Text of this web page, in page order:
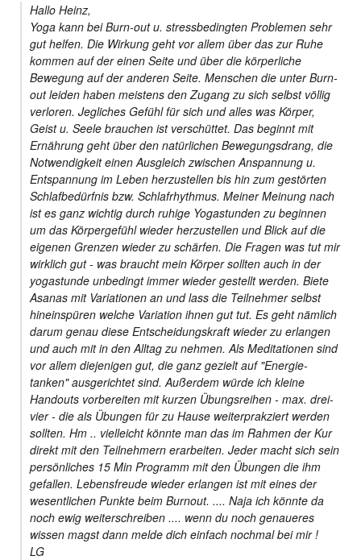
Hallo Heinz,
Yoga kann bei Burn-out u. stressbedingten Problemen sehr
gut helfen. Die Wirkung geht vor allem über das zur Ruhe
kommen auf der einen Seite und über die körperliche
Bewegung auf der anderen Seite. Menschen die unter Burn-
out leiden haben meistens den Zugang zu sich selbst völlig
verloren. Jegliches Gefühl für sich und alles was Körper,
Geist u. Seele brauchen ist verschüttet. Das beginnt mit
Ernährung geht über den natürlichen Bewegungsdrang, die
Notwendigkeit einen Ausgleich zwischen Anspannung u.
Entspannung im Leben herzustellen bis hin zum gestörten
Schlafbedürfnis bzw. Schlafrhythmus. Meiner Meinung nach
ist es ganz wichtig durch ruhige Yogastunden zu beginnen
um das Körpergefühl wieder herzustellen und Blick auf die
eigenen Grenzen wieder zu schärfen. Die Fragen was tut mir
wirklich gut - was braucht mein Körper sollten auch in der
yogastunde unbedingt immer wieder gestellt werden. Biete
Asanas mit Variationen an und lass die Teilnehmer selbst
hineinspüren welche Variation ihnen gut tut. Es geht nämlich
darum genau diese Entscheidungskraft wieder zu erlangen
und auch mit in den Alltag zu nehmen. Als Meditationen sind
vor allem diejenigen gut, die ganz gezielt auf "Energie-
tanken" ausgerichtet sind. Außerdem würde ich kleine
Handouts vorbereiten mit kurzen Übungsreihen - max. drei-
vier - die als Übungen für zu Hause weiterprakziert werden
sollten. Hm .. vielleicht könnte man das im Rahmen der Kur
direkt mit den Teilnehmern erarbeiten. Jeder macht sich sein
persönliches 15 Min Programm mit den Übungen die ihm
gefallen. Lebensfreude wieder erlangen ist mit eines der
wesentlichen Punkte beim Burnout. .... Naja ich könnte da
noch ewig weiterschreiben .... wenn du noch genaueres
wissen magst dann melde dich einfach nochmal bei mir !
LG